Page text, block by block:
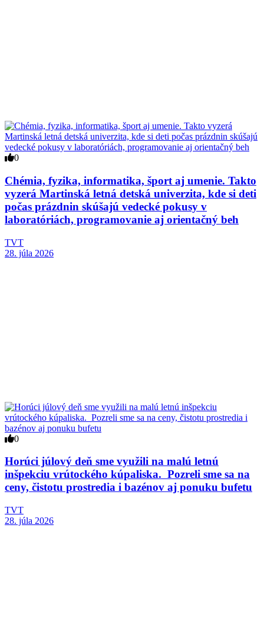
0
Chémia, fyzika, informatika, šport aj umenie. Takto
vyzerá Martinská letná detská univerzita, kde si deti
počas prázdnin skúšajú vedecké pokusy v
laboratóriách, programovanie aj orientačný beh
TVT
28. júla 2026
0
Horúci júlový deň sme využili na malú letnú
inšpekciu vrútockého kúpaliska. Pozreli sme sa na
ceny, čistotu prostredia i bazénov aj ponuku bufetu
TVT
28. júla 2026